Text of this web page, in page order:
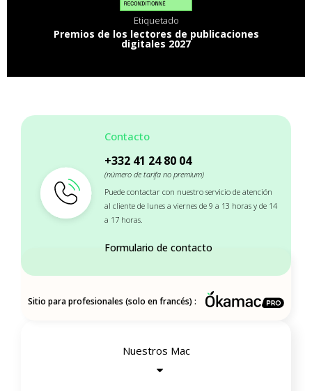
Etiquetado
Premios de los lectores de publicaciones
digitales 2027
Contacto
+332 41 24 80 04
(número de tarifa no premium)
Puede contactar con nuestro servicio de atención
al cliente de lunes a viernes de 9 a 13 horas y de 14
a 17 horas.
Formulario de contacto
Sitio para profesionales (solo en francés) :
Nuestros Mac